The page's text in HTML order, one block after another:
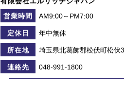
営業時間
AM9:00～PM7:00
定休日 年中無休
所在地 埼玉県北葛飾郡松伏町松伏
連絡先 048-991-1800